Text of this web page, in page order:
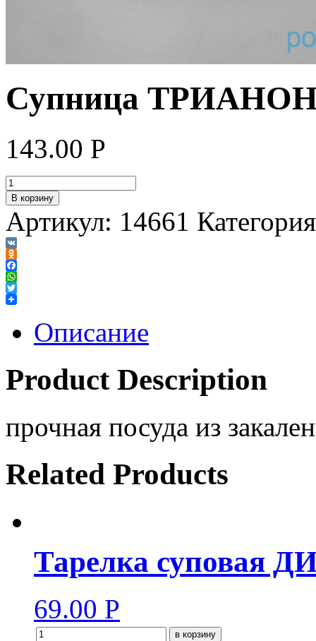
Супница
143.00 Р
В корзину
Артикул: 14661
VK
Odnoklassniki
Facebook
WhatsApp
Twitter
Описание
Product Description
прочная посуда из
Related Products
Тарелка суповая
69.00 Р
в корзину